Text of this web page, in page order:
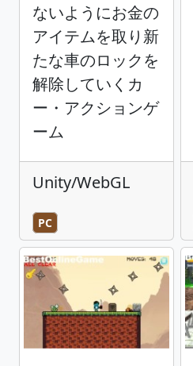
ないようにお金の
アイテムを取り新
たな車のロックを
解除していくカ
ー・アクションゲ
ーム
Unity/WebGL
PC